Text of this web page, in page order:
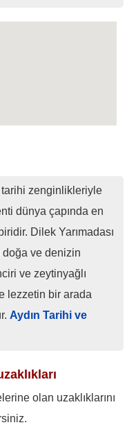
tarihi zenginlikleriyle
dünya çapında en
Dilek Yarımadası
doğa ve denizin
ve zeytinyağlı
lezzetin bir arada
Aydın Tarihi ve
olan uzaklıklarını